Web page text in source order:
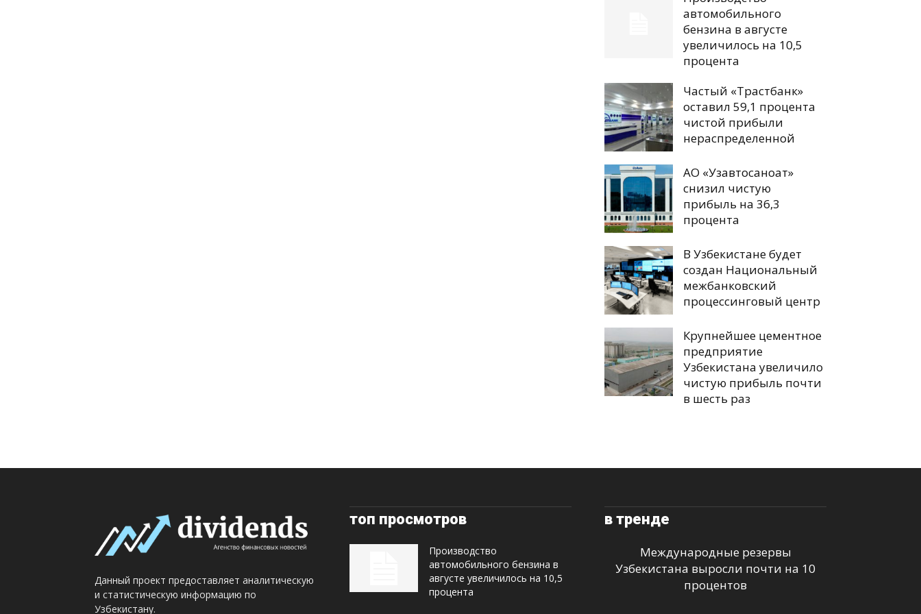
автомобильного
бензина в августе
увеличилось на 10,5
процента
Частый «Трастбанк»
оставил 59,1 процента
чистой прибыли
нераспределенной
АО «Узавтосаноат»
снизил чистую
прибыль на 36,3
процента
В Узбекистане будет
создан Национальный
межбанковский
процессинговый центр
Крупнейшее цементное
предприятие
Узбекистана увеличило
чистую прибыль почти
в шесть раз
Данный проект предоставляет аналитическую
и статистическую информацию по
Узбекистану.
топ просмотров
Производство
автомобильного бензина в
августе увеличилось на 10,5
процента
в тренде
Международные резервы
Узбекистана выросли почти на 10
процентов